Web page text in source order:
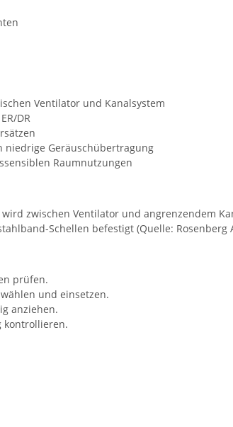
Ventilator und Kanalsystem
DR
niedrige Geräuschübertragung
Raumnutzungen
zwischen Ventilator und angrenzendem
Schellen befestigt (Quelle:
prüfen.
und einsetzen.
anziehen.
kontrollieren.